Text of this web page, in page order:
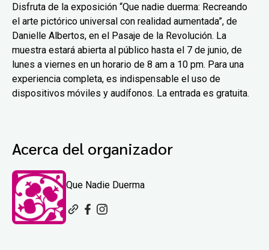
Disfruta de la exposición “Que nadie duerma: Recreando
el arte pictórico universal con realidad aumentada”, de
Danielle Albertos, en el Pasaje de la Revolución. La
muestra estará abierta al público hasta el 7 de junio, de
lunes a viernes en un horario de 8 am a 10 pm. Para una
experiencia completa, es indispensable el uso de
dispositivos móviles y audífonos. La entrada es gratuita.
Acerca del organizador
Que Nadie Duerma